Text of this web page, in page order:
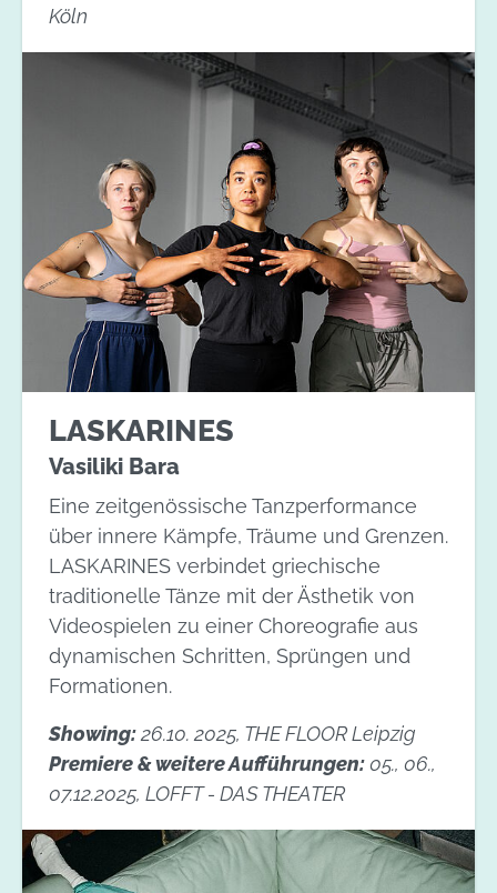
Köln
LASKARINES
Vasiliki Bara
Eine zeitgenössische Tanzperformance
über innere Kämpfe, Träume und Grenzen.
LASKARINES verbindet griechische
traditionelle Tänze mit der Ästhetik von
Videospielen zu einer Choreografie aus
dynamischen Schritten, Sprüngen und
Formationen.
Showing:26.10. 2025, THE FLOOR Leipzig
Premiere & weitere Aufführungen:05., 06.,
07.12.2025, LOFFT - DAS THEATER